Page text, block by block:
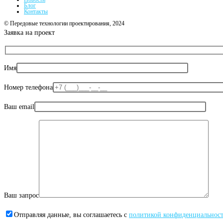
Блог
Контакты
© Передовые технологии проектирования, 2024
Заявка на проект
Имя
Номер телефона
Ваш email
Ваш запрос
Отправляя данные, вы соглашаетесь с политикой